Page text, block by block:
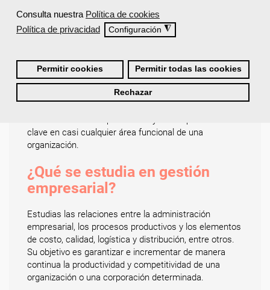
Consulta nuestra Política de cookies
Política de privacidad
Configuración ◮
Permitir cookies Permitir todas las cookies
Rechazar
Especialista en Logística, Administrador de la Unión
Europea (UE).
empresa/negocio, Socio de una startup, Coach
Empresarial.
Los estudios en gestión empresarial preparan a los
clave en casi cualquier área funcional de una
organización.
¿Qué se estudia en gestión
empresarial?
Estudias las relaciones entre la administración
empresarial, los procesos productivos y los elementos
de costo, calidad, logística y distribución, entre otros.
Su objetivo es garantizar e incrementar de manera
continua la productividad y competitividad de una
organización o una corporación determinada.